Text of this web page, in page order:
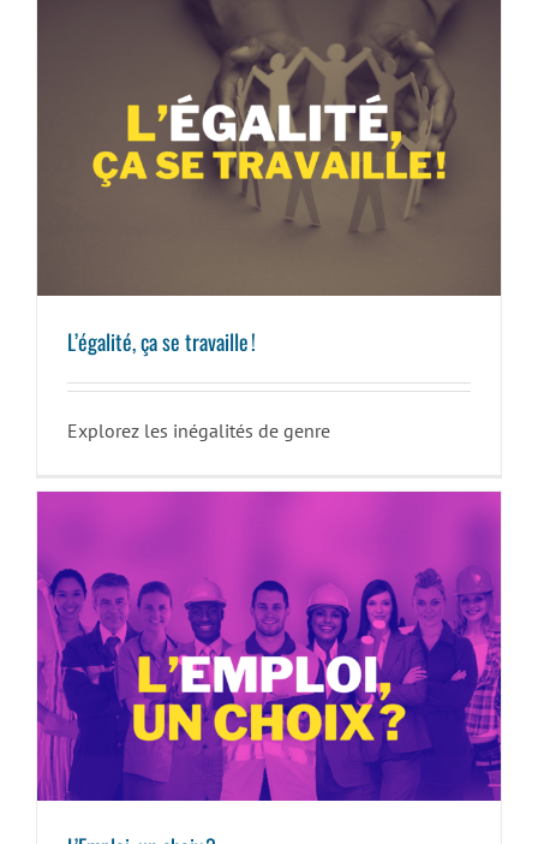
L’égalité, ça se travaille !
L’égalité, ça se travaille !
Explorez les inégalités de genre
L’Emploi, un choix ?